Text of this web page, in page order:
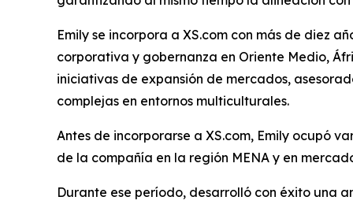
Emily se incorpora a XS.com con más de diez
corporativa y gobernanza en Oriente Medio,
iniciativas de expansión de mercados,
complejas en entornos multiculturales.
Antes de incorporarse a XS.com, Emily ocupó
de la compañía en la región MENA y en
Durante ese período, desarrolló con éxito una